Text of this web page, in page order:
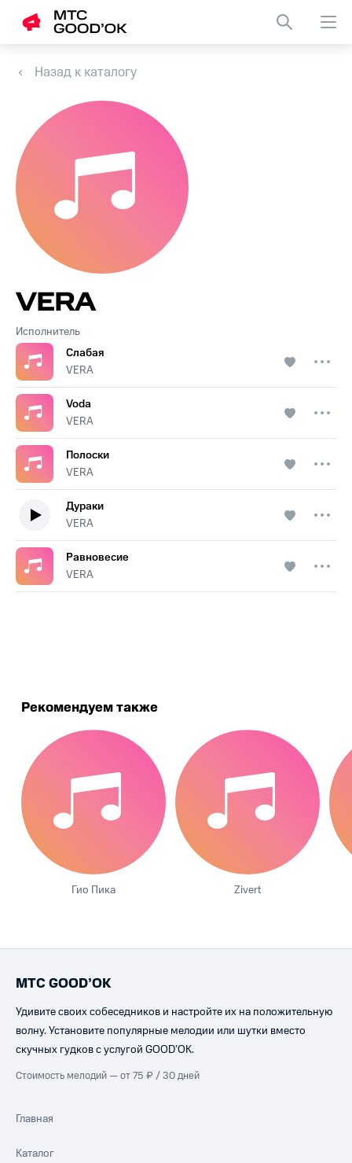
Назад к каталогу
Исполнитель
VERA
Слабая
VERA
Voda
VERA
Полоски
VERA
Дураки
VERA
Равновесие
VERA
Рекомендуем также
Гио Пика Zivert
МТС GOOD’OK
Удивите своих собеседников и настройте их на положительную
волну. Установите популярные мелодии или шутки вместо
скучных гудков с услугой GOOD’OK.
Стоимость мелодий — от 75 ₽ / 30 дней
Главная
Каталог